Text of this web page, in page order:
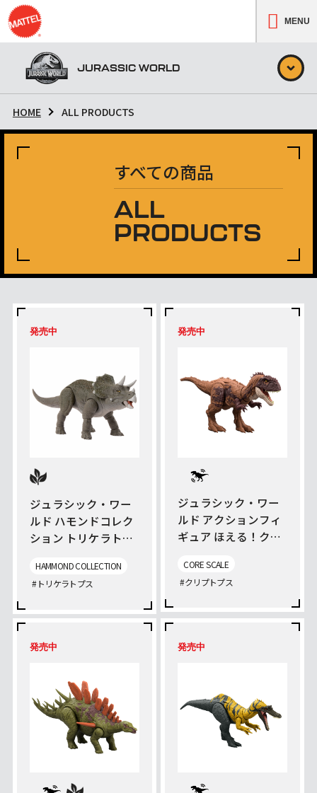
MENU
JURASSIC WORLD
HOME ALL PRODUCTS
すべての商品
ALL
PRODUCTS
発売中
ジュラシック・ワー
ルド ハモンドコレク
ション トリケラトプ
HAMMOND COLLECTION
#トリケラトプス
発売中
ジュラシック・ワー
ルド アクションフィ
ギュア ほえる！クリ
CORE SCALE
#クリプトプス
発売中 発売中